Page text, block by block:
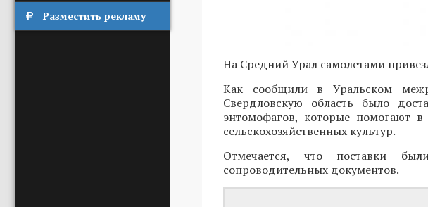
Разместить рекламу
На Средний Урал самолетами
Как сообщили в Уральском
Свердловскую область было
энтомофагов, которые помогают
сельскохозяйственных культур.
Отмечается, что поставки
сопроводительных документов.